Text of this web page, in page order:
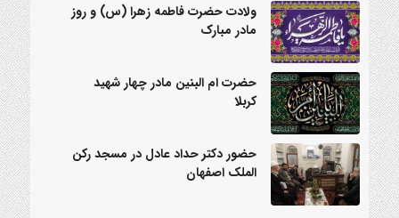
ولادت حضرت فاطمه زهرا (س) و روز
مادر مبارک
حضرت ام البنین مادر چهار شهید
کربلا
حضور دکتر حداد عادل در مسجد رکن
الملک اصفهان